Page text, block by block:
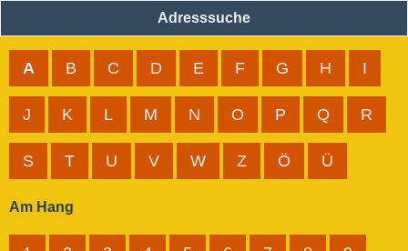
Adresssuche
A B C D E F G H I
J K L M N O P Q R
S T U V W Z Ö Ü
Am Hang